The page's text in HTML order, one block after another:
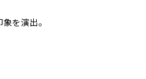
を演出。